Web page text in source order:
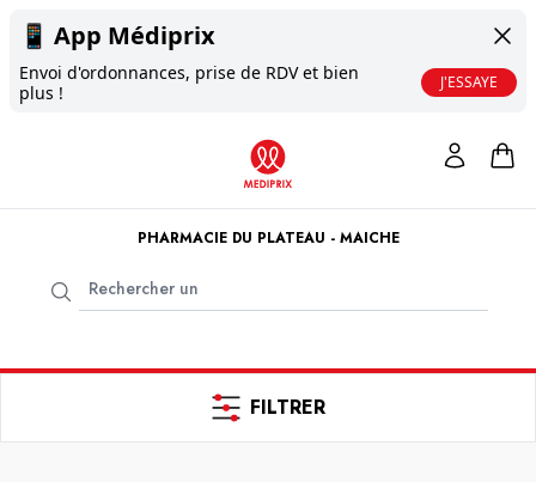
📱 App Médiprix
Envoi d'ordonnances, prise de RDV et bien
plus !
J'ESSAYE
PHARMACIE DU PLATEAU - MAICHE
FILTRER